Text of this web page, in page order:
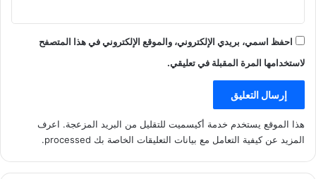
احفظ اسمي، بريدي الإلكتروني، والموقع الإلكتروني في هذا المتصفح
لاستخدامها المرة المقبلة في تعليقي.
هذا الموقع يستخدم خدمة أكيسميت للتقليل من البريد المزعجة. اعرف
المزيد عن كيفية التعامل مع بيانات التعليقات الخاصة بك processed
.